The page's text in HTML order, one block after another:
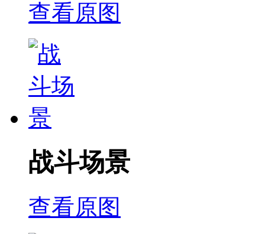
查看原图
战斗场景
查看原图